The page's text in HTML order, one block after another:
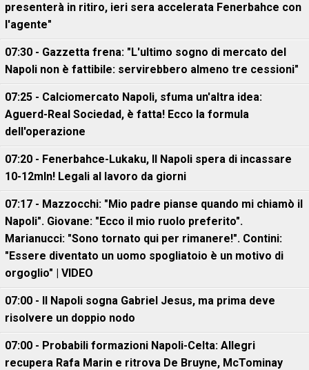
presenterà in ritiro, ieri sera accelerata Fenerbahce con
l'agente"
07:30 - Gazzetta frena: "L'ultimo sogno di mercato del
Napoli non è fattibile: servirebbero almeno tre cessioni"
07:25 - Calciomercato Napoli, sfuma un'altra idea:
Aguerd-Real Sociedad, è fatta! Ecco la formula
dell'operazione
07:20 - Fenerbahce-Lukaku, ll Napoli spera di incassare
10-12mln! Legali al lavoro da giorni
07:17 - Mazzocchi: "Mio padre pianse quando mi chiamò il
Napoli". Giovane: "Ecco il mio ruolo preferito".
Marianucci: "Sono tornato qui per rimanere!". Contini:
"Essere diventato un uomo spogliatoio è un motivo di
orgoglio" | VIDEO
07:00 - Il Napoli sogna Gabriel Jesus, ma prima deve
risolvere un doppio nodo
07:00 - Probabili formazioni Napoli-Celta: Allegri
recupera Rafa Marin e ritrova De Bruyne, McTominay